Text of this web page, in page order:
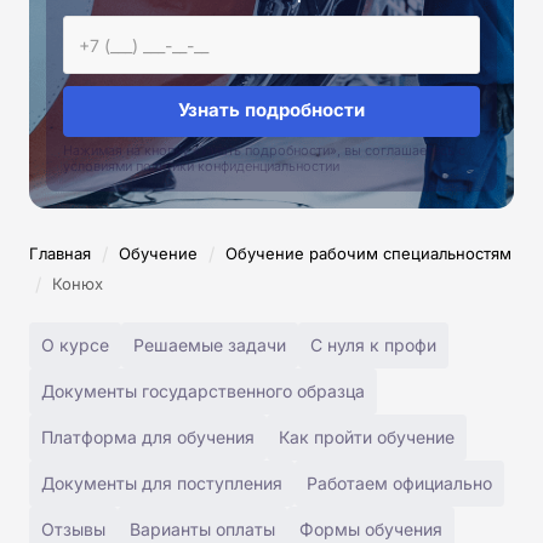
Узнать подробности
Нажимая на кнопку «Узнать подробности», вы соглашаетесь с
условиями политики конфиденциальностии
Главная / Обучение / Обучение рабочим специальностям
/ Конюх
О курсе Решаемые задачи С нуля к профи
Документы государственного образца
Платформа для обучения Как пройти обучение
Документы для поступления Работаем официально
Отзывы Варианты оплаты Формы обучения